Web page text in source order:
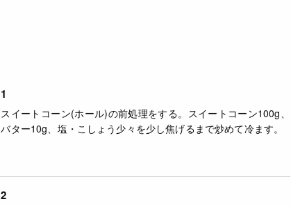
1
スイートコーン(ホール)の前処理をする。スイートコーン100g、
バター10g、塩・こしょう少々を少し焦げるまで炒めて冷ます。
2